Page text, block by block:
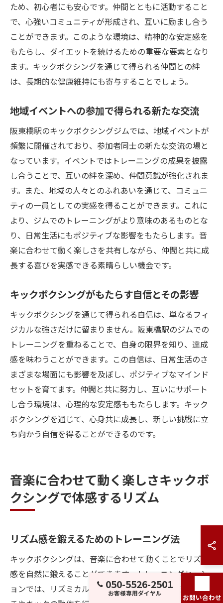
ため、初心者にも安心です。仲間とともに活動すること
で、心強いコミュニティが形成され、互いに励まし合う
ことができます。このような環境は、精神的な安定感を
もたらし、ダイエットを続けるための重要な要素となり
ます。キックボクシングを通じて得られる仲間との絆
は、長期的な健康維持にも寄与することでしょう。
地域イベントへの参加で得られる新たな交流
阪東橋駅のキックボクシングジムでは、地域イベントが
頻繁に開催されており、参加者同士の新たな交流の場と
なっています。イベントではトレーニングの成果を披露
し合うことで、互いの絆を深め、仲間意識が強化されま
す。また、地域の人々とのふれあいを通じて、コミュニ
ティの一員としての実感を得ることができます。これに
より、ジムでのトレーニングがより意味のあるものとな
り、日常生活にもポジティブな影響をもたらします。音
楽に合わせて動く楽しさを共有しながら、仲間と共に成
長する喜びを実感できる素晴らしい機会です。
キックボクシングがもたらす自信とその影響
キックボクシングを通じて得られる自信は、単なるフィ
ジカルな強さだけに留まりません。阪東橋駅のジムでの
トレーニングを重ねることで、自身の限界を知り、達成
感を味わうことができます。この自信は、日常生活のさ
まざまな場面にも影響を及ぼし、ポジティブなマインド
セットを育てます。仲間と共に努力し、互いにサポート
し合う環境は、心理的な安定感ももたらします。キック
ボクシングを通じて、心身共に成長し、新しい挑戦に立
ち向かう自信を得ることができるのです。
音楽に合わせて動く楽しさキックボ
クシングで体感するリズム
リズム感を鍛えるためのトレーニング法
キックボクシングは、音楽に合わせて動くことでリズム
感を自然に鍛えることができます。トレーニングセッシ
ョンでは、リズミカルなビートに身を委ねながら、パン
050-5526-2501
お客様専用ダイヤル お問い合わせ